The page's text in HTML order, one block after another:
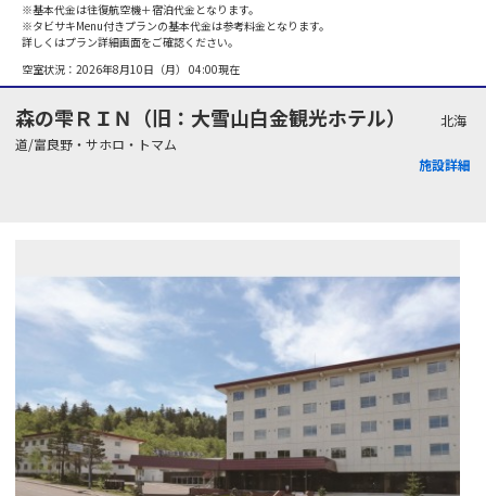
※基本代金は往復航空機＋宿泊代金となります。
※タビサキMenu付きプランの基本代金は参考料金となります。
詳しくはプラン詳細画面をご確認ください。
空室状況： 2026年8月10日（月） 04:00現在
森の雫ＲＩＮ（旧：大雪山白金観光ホテル）
北海
道/富良野・サホロ・トマム
施設詳細